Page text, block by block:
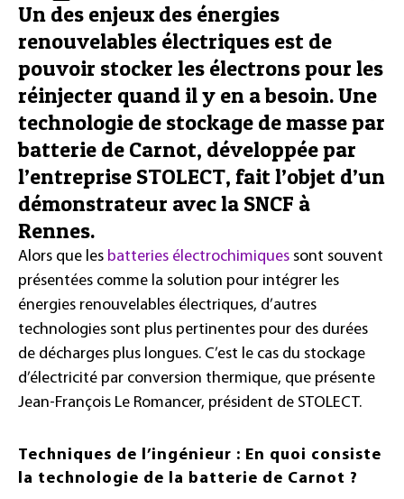
Un des enjeux des énergies
renouvelables électriques est de
pouvoir stocker les électrons pour les
réinjecter quand il y en a besoin. Une
technologie de stockage de masse par
batterie de Carnot, développée par
l’entreprise STOLECT, fait l’objet d’un
démonstrateur avec la SNCF à
Rennes.
Alors que les batteries électrochimiques sont souvent
présentées comme la solution pour intégrer les
énergies renouvelables électriques, d’autres
technologies sont plus pertinentes pour des durées
de décharges plus longues. C’est le cas du stockage
d’électricité par conversion thermique, que présente
Jean-François Le Romancer, président de STOLECT.
Techniques de l’ingénieur : En quoi consiste
la technologie de la batterie de Carnot ?